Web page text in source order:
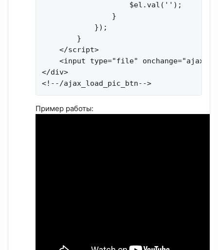
                    $el.val('');
                }
            });
        }
    </script>
<input type="file"
</div>
<!--/ajax_load_pic_btn-->
Пример работы: